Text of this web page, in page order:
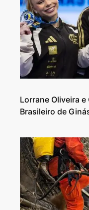
Lorrane Oliveira
Brasileiro de